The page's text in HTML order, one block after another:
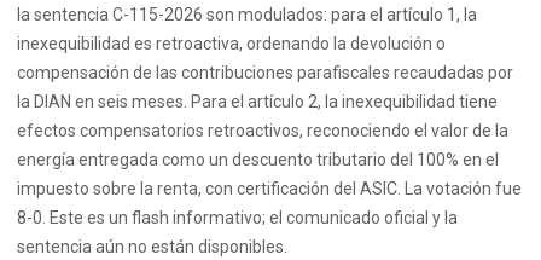
la sentencia C-115-2026 son modulados: para el artículo 1, la
inexequibilidad es retroactiva, ordenando la devolución o
compensación de las contribuciones parafiscales recaudadas por
la DIAN en seis meses. Para el artículo 2, la inexequibilidad tiene
efectos compensatorios retroactivos, reconociendo el valor de la
energía entregada como un descuento tributario del 100% en el
impuesto sobre la renta, con certificación del ASIC. La votación fue
8-0. Este es un flash informativo; el comunicado oficial y la
sentencia aún no están disponibles.